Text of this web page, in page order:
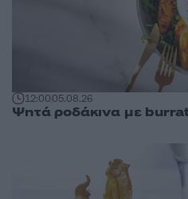
12:0005.08.26
Ψητά ροδάκινα με